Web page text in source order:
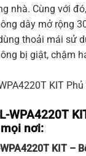
nhà. Cùng với
dây mở rộng
thoải mái sử
bị giật, chậm
KIT
WPA4220T
nơi:
KIT –